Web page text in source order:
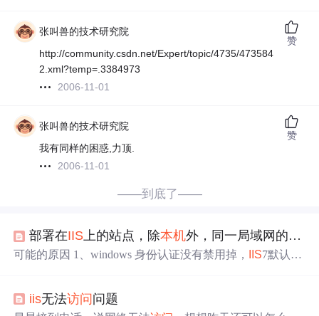
张叫兽的技术研究院
http://community.csdn.net/Expert/topic/4735/473584
2.xml?temp=.3384973
2006-11-01
赞
张叫兽的技术研究院
我有同样的困惑,力顶.
2006-11-01
赞
——到底了——
部署在IIS上的站点，除本机外，同一局域网的机子都
可能的原因 1、windows 身份认证没有禁用掉， IIS7默认没
户登录 Web 服务器。 按照下列步骤启用 Windows 身份验
iis无法访问问题